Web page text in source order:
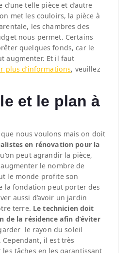
telle pièce et d’autre
met les couloirs, la pièce à
les chambres des
nous permet. Certains
quelques fonds, car le
augmenter. Et il faut
plus d’informations, veuillez
et le plan à
que nous voulons mais on doit
en rénovation pour la
peut agrandir la pièce,
le nombre de
le monde profite son
la fondation peut porter des
aussi d’avoir un jardin
terre. Le technicien doit
de la résidence afin d’éviter
le rayon du soleil
il est très
les tâches en les garantissant